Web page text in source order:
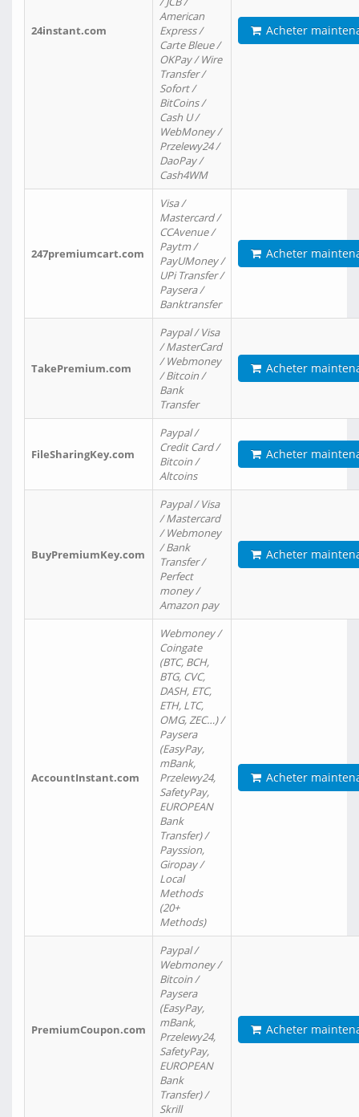
24instant.com
American
Express /
Carte Bleue /
OKPay / Wire
Transfer /
Sofort /
BitCoins /
Cash U /
WebMoney /
Przelewy24 /
DaoPay /
Cash4WM
Acheter
247premiumcart.com
Visa /
Mastercard /
CCAvenue /
Paytm /
PayUMoney /
UPi Transfer /
Paysera /
Banktransfer
Acheter
TakePremium.com
Paypal / Visa
/ MasterCard
/ Webmoney
/ Bitcoin /
Bank
Transfer
Acheter
FileSharingKey.com
Paypal /
Credit Card /
Bitcoin /
Altcoins
Acheter
BuyPremiumKey.com
Paypal / Visa
/ Mastercard
/ Webmoney
/ Bank
Transfer /
Perfect
money /
Amazon pay
Acheter
AccountInstant.com
Webmoney /
Coingate
(BTC, BCH,
BTG, CVC,
DASH, ETC,
ETH, LTC,
OMG, ZEC…) /
Paysera
(EasyPay,
mBank,
Przelewy24,
SafetyPay,
EUROPEAN
Bank
Transfer) /
Payssion,
Giropay /
Local
Methods
(20+
Methods)
Acheter
PremiumCoupon.com
Paypal /
Webmoney /
Bitcoin /
Paysera
(EasyPay,
mBank,
Przelewy24,
SafetyPay,
EUROPEAN
Bank
Transfer) /
Skrill
Acheter